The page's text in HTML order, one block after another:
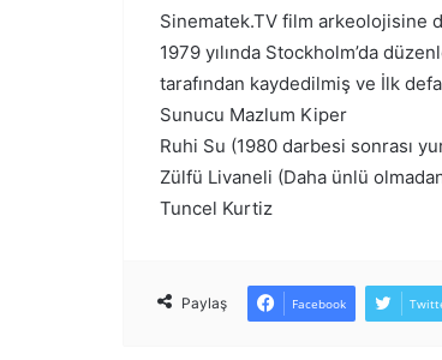
Sinematek.TV film arkeolojisine
1979 yılında Stockholm’da
tarafından kaydedilmiş ve İlk
Sunucu Mazlum Kiper
Ruhi Su (1980 darbesi sonrası
Zülfü Livaneli (Daha ünlü
Tuncel Kurtiz
Paylaş Facebook